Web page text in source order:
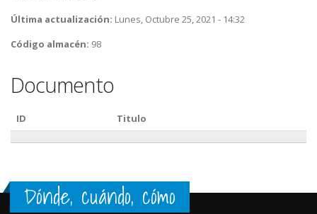
Última actualización: Lunes, Octubre 25, 2021 - 14:32
Código almacén: 98
Documento
ID Titulo
Dónde, cuándo, cómo